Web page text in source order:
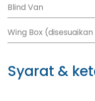
Blind Van
Wing Box
Syarat &